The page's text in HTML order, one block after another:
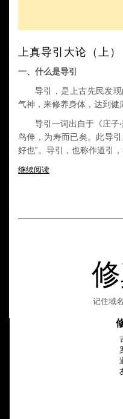
上真导引大论（上）
一、什么是导引
导引，是上古先民发
气神，来修养身体，达到健
导引一词出自于 《庄子·
鸟伸，为寿而已矣。此导
好也”。 导引，也称作道引
继续阅读
记住域